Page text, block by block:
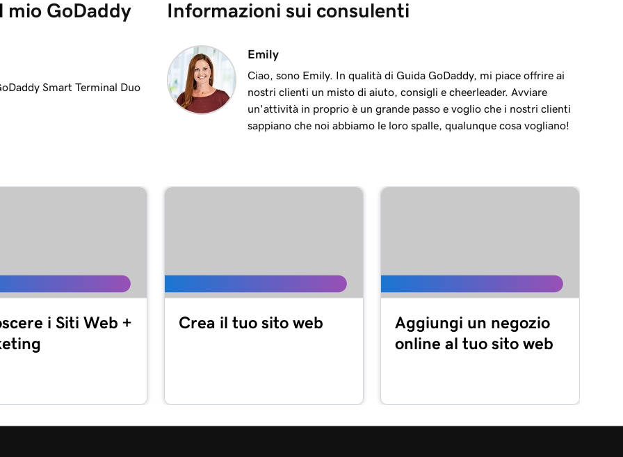
Duo
1m 9s
1m 22s
Duo
2m 3s
mio GoDaddy
Smart Terminal Duo
Informazioni sui consulenti
Emily
Ciao, sono Emily. In qualità di Guida GoDaddy, mi piace offrire ai
nostri clienti un misto di aiuto, consigli e cheerleader. Avviare
un'attività in proprio è un grande passo e voglio che i nostri clienti
sappiano che noi abbiamo le loro spalle, qualunque cosa vogliano!
i Siti Web +
Crea il tuo sito web
Aggiungi un negozio
online al tuo sito web